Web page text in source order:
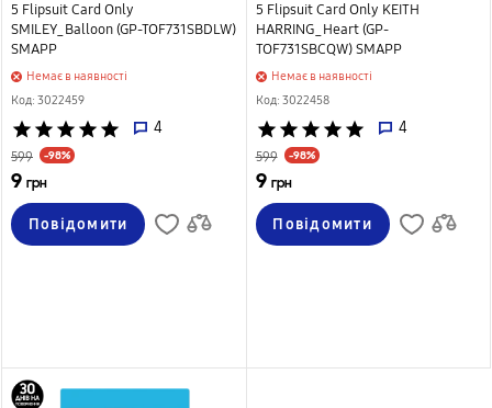
5 Flipsuit Card Only
SMILEY_Balloon (GP-TOF731SBDLW)
SMAPP
Немає в наявності
Код: 3022459
star star star star star 4
599 -98%
9 грн
Повідомити
5 Flipsuit Card Only KEITH
HARRING_Heart (GP-
TOF731SBCQW) SMAPP
Немає в наявності
Код: 3022458
star star star star star 4
599 -98%
9 грн
Повідомити